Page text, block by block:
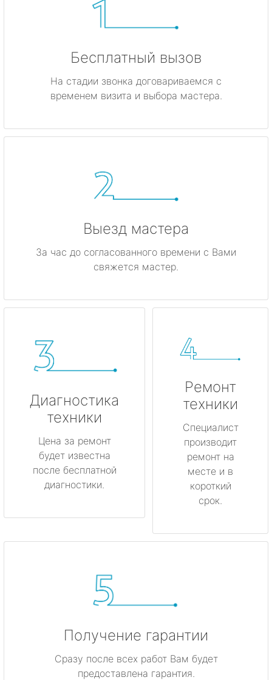
Бесплатный вызов
На стадии звонка договариваемся с
временем визита и выбора мастера.
Выезд мастера
За час до согласованного времени с Вами
свяжется мастер.
Диагностика
техники
Цена за ремонт
будет известна
после бесплатной
диагностики.
Ремонт
техники
Специалист
производит
ремонт на
месте и в
короткий
срок.
Получение гарантии
Сразу после всех работ Вам будет
предоставлена гарантия.